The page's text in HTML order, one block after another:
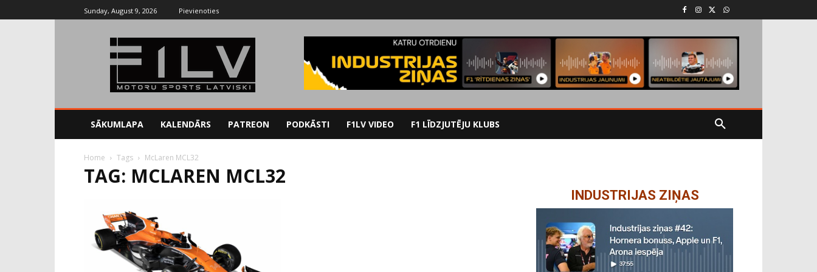
Sunday, August 9, 2026 Pievienoties
SĀKUMLAPA KALENDĀRS PATREON PODKĀSTI F1LV VIDEO F1 LĪDZJUTĒJU KLUBS
Home Tags McLaren MCL32
TAG: MCLAREN MCL32
INDUSTRIJAS ZIŅAS